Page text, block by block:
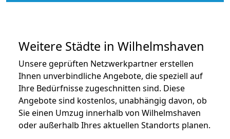
Weitere Städte in Wilhelmshaven
Unsere geprüften Netzwerkpartner erstellen
Ihnen unverbindliche Angebote, die speziell auf
Ihre Bedürfnisse zugeschnitten sind. Diese
Angebote sind kostenlos, unabhängig davon, ob
Sie einen Umzug innerhalb von Wilhelmshaven
oder außerhalb Ihres aktuellen Standorts planen.